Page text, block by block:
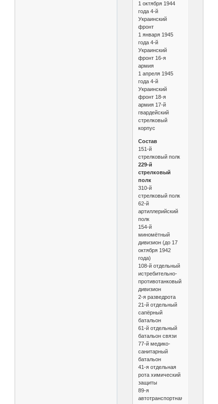
1 октября 1944
года 4-й
Украинский
фронт
1 января 1945
года 4-й
Украинский
фронт 16-я
армия
1 апреля 1945
года 4-й
Украинский
фронт 18-я
армия 17-й
гвардейский
стрелковый
корпус
Состав
151-й
стрелковый полк
229-й
стрелковый
полк
310-й
стрелковый полк
62-й
артиллерийский
полк
154-й
миномётный
дивизион (до 17
октября 1942
года)
108-й отдельный
истребительно-
противотанковый
дивизион
2-я разведрота
21-й отдельный
сапёрный
батальон
61-й отдельный
батальон связи
77-й медико-
санитарный
батальон
41-я отдельная
рота химический
защиты
89-я
автотранспортная